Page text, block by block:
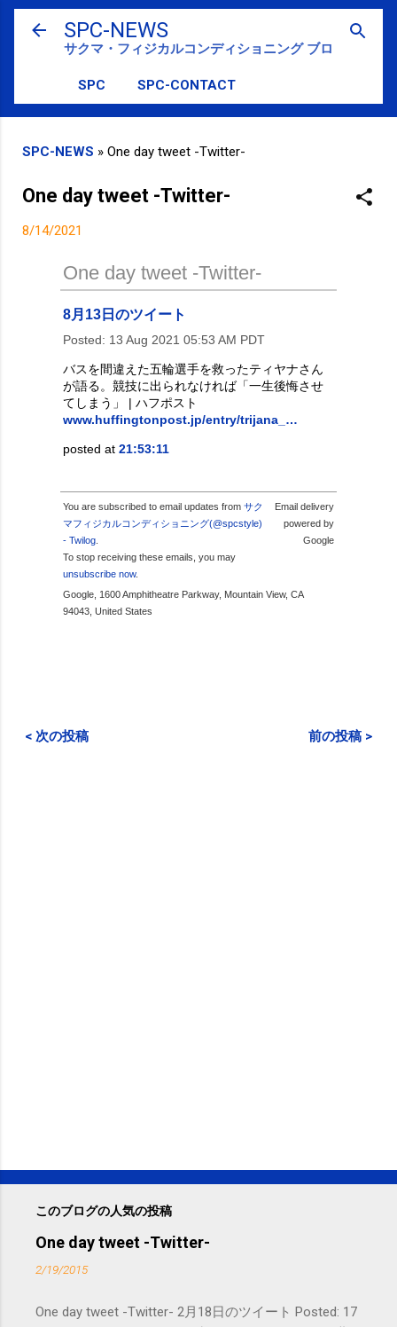
スキップしてメイン コンテンツに移動
SPC-NEWS
サクマ・フィジカルコンディショニング ブログ
SPC SPC-CONTACT
SPC-NEWS » One day tweet -Twitter-
One day tweet -Twitter-
8/14/2021
One day tweet -Twitter-
8月13日のツイート
Posted: 13 Aug 2021 05:53 AM PDT
バスを間違えた五輪選手を救ったティヤナさん
が語る。競技に出られなければ「一生後悔させ
てしまう」 | ハフポスト
www.huffingtonpost.jp/entry/trijana_…
posted at 21:53:11
You are subscribed to email updates from サク
マフィジカルコンディショニング(@spcstyle)
- Twilog
To stop receiving these emails, you may
unsubscribe now.
Email delivery
powered by
Google
Google, 1600 Amphitheatre Parkway, Mountain View, CA
94043, United States
< 次の投稿 前の投稿 >
このブログの人気の投稿
One day tweet -Twitter-
2/19/2015
One day tweet -Twitter- 2月18日のツイート Posted: 17